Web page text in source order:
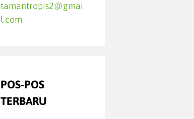
tamantropis2@gmai
l.com
POS-POS
TERBARU